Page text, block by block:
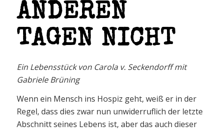
ANDEREN
TAGEN NICHT
Ein Lebensstück von Carola v. Seckendorff mit
Gabriele Brüning
Wenn ein Mensch ins Hospiz geht, weiß er in der
Regel, dass dies zwar nun unwiderruflich der letzte
Abschnitt seines Lebens ist, aber das auch dieser